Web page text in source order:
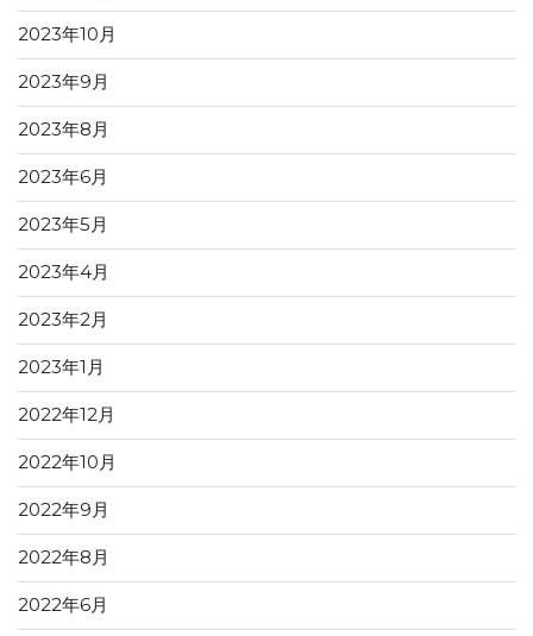
2023年10月
2023年9月
2023年8月
2023年6月
2023年5月
2023年4月
2023年2月
2023年1月
2022年12月
2022年10月
2022年9月
2022年8月
2022年6月